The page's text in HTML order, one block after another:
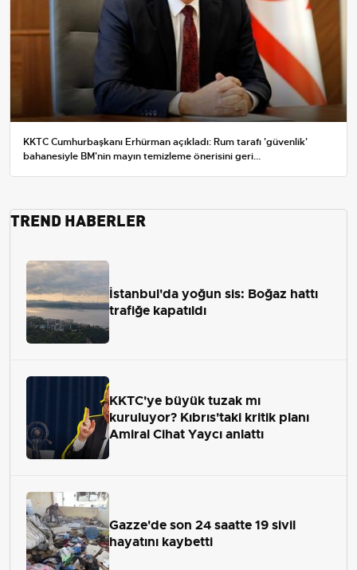
KKTC Cumhurbaşkanı Erhürman açıkladı: Rum tarafı 'güvenlik'
bahanesiyle BM'nin mayın temizleme önerisini geri...
TREND HABERLER
İstanbul'da yoğun sis: Boğaz hattı
trafiğe kapatıldı
KKTC'ye büyük tuzak mı
kuruluyor? Kıbrıs'taki kritik planı
Amiral Cihat Yaycı anlattı
Gazze'de son 24 saatte 19 sivil
hayatını kaybetti